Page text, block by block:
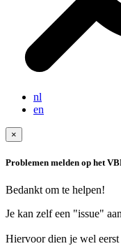
nl
en
×
Problemen melden op het
Bedankt om te helpen!
Je kan zelf een "issue"
Hiervoor dien je wel